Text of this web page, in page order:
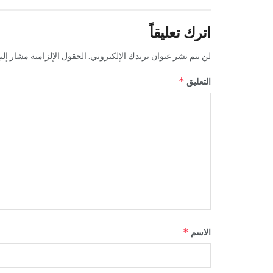
اترك تعليقاً
لن يتم نشر عنوان بريدك الإلكتروني. الحقول الإلزامية مشار
التعليق *
الاسم *